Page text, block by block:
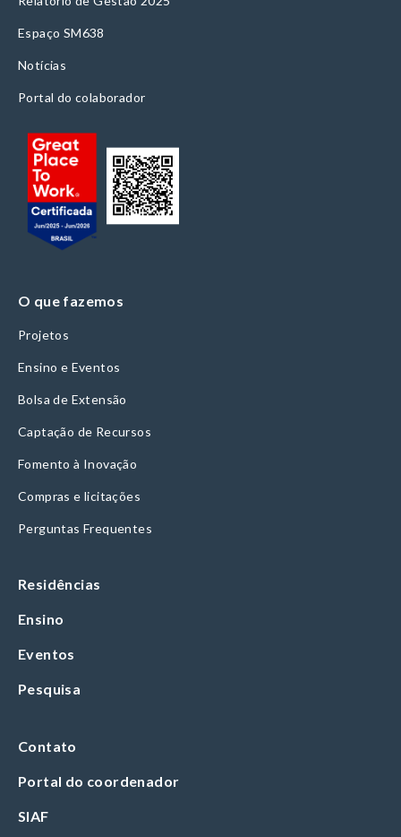
Espaço SM638
Notícias
Portal do colaborador
O que fazemos
Projetos
Ensino e Eventos
Bolsa de Extensão
Captação de Recursos
Fomento à Inovação
Compras e licitações
Perguntas Frequentes
Residências
Ensino
Eventos
Pesquisa
Contato
Portal do coordenador
SIAF